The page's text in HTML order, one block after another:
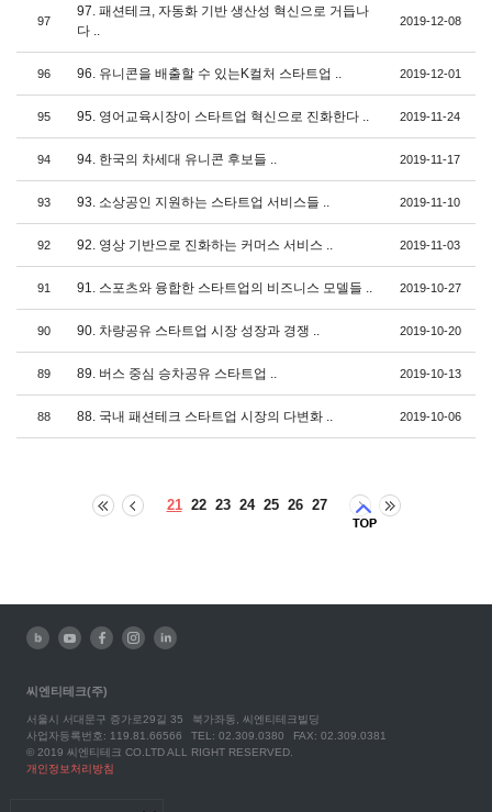
97
97. 패션테크, 자동화 기반 생산성 혁신으로 거듭나
다 ..
2019-12-08
96 96. 유니콘을 배출할 수 있는K컬처 스타트업 .. 2019-12-01
95 95. 영어교육시장이 스타트업 혁신으로 진화한다 .. 2019-11-24
94 94. 한국의 차세대 유니콘 후보들 .. 2019-11-17
93 93. 소상공인 지원하는 스타트업 서비스들 .. 2019-11-10
92 92. 영상 기반으로 진화하는 커머스 서비스 .. 2019-11-03
91 91. 스포츠와 융합한 스타트업의 비즈니스 모델들 .. 2019-10-27
90 90. 차량공유 스타트업 시장 성장과 경쟁 .. 2019-10-20
89 89. 버스 중심 승차공유 스타트업 .. 2019-10-13
88 88. 국내 패션테크 스타트업 시장의 다변화 .. 2019-10-06
21 22 23 24 25 26 27
씨엔티테크(주)
서울시 서대문구 증가로29길 35
북가좌동, 씨엔티테크빌딩
사업자등록번호: 119.81.66566
TEL: 02.309.0380
FAX: 02.309.0381
© 2019 씨엔티테크 CO.LTD ALL RIGHT RESERVED.
개인정보처리방침